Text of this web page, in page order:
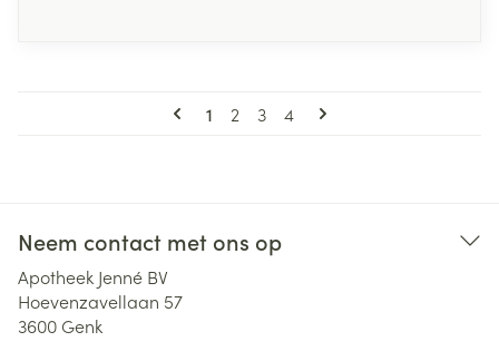
U lees momenteel pagina
1 Pagina
2 Pagina
3 Pagina
4
Neem contact met ons op
Apotheek Jenné BV
Hoevenzavellaan 57
3600 Genk